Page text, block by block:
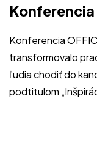
Konferencia
Konferencia
transformovalo
ľudia chodiť do
podtitulom